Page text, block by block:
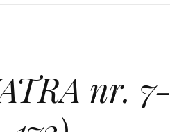
nr. 7-